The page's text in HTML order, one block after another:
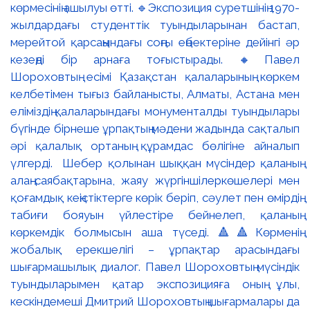
көрмесінің ашылуы өтті. 🔹Экспозиция суретшінің 1970-
жылдардағы студенттік туындыларынан бастап,
мерейтой қарсаңындағы соңғы еңбектеріне дейінгі әр
кезеңді бір арнаға тоғыстырады. 🔸Павел
Шороховтың есімі Қазақстан қалаларының көркем
келбетімен тығыз байланысты, Алматы, Астана мен
еліміздің қалаларындағы монументалды туындылары
бүгінде бірнеше ұрпақтың мәдени жадында сақталып
әрі қалалық ортаның құрамдас бөлігіне айналып
үлгерді. Шебер қолынан шыққан мүсіндер қаланың
алаң-саябақтарына, жаяу жүргіншілеркөшелері мен
қоғамдық кеңістіктерге көрік беріп, сәулет пен өмірдің
табиғи бояуын үйлестіре бейнелеп, қаланың
көркемдік болмысын аша түседі. 🔺🔺Көрменің
жобалық ерекшелігі – ұрпақтар арасындағы
шығармашылық диалог. Павел Шороховтың мүсіндік
туындыларымен қатар экспозицияға оның ұлы,
кескіндемеші Дмитрий Шороховтың шығармалары да